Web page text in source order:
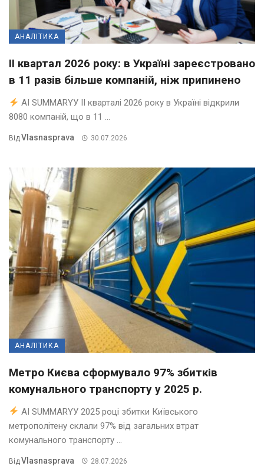
АНАЛІТИКА
II квартал 2026 року: в Україні зареєстровано
в 11 разів більше компаній, ніж припинено
AI SUMMARYУ ІІ кварталі 2026 року в Україні відкрили
8080 компаній, що в 11 ...
ВідVlasnasprava 30.07.2026
АНАЛІТИКА
Метро Києва сформувало 97% збитків
комунального транспорту у 2025 р.
AI SUMMARYУ 2025 році збитки Київського
метрополітену склали 97% від загальних втрат
комунального транспорту ...
Від Vlasnasprava 28.07.2026